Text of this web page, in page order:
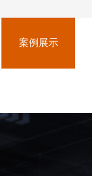
案例展示